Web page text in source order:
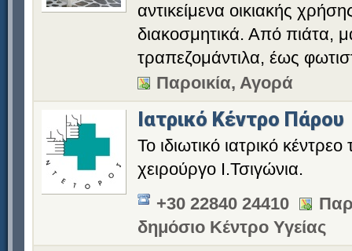
αντικείμενα οικιακής
διακοσμητικά. Από πιάτα,
τραπεζομάντιλα, έως
Παροικία, Αγορά
Ιατρικό Κέντρο Πάρου
Το ιδιωτικό ιατρικό
χειρούργο Ι.Τσιγώνια.
+30 22840 24410
δημόσιο Κέντρο Υγείας